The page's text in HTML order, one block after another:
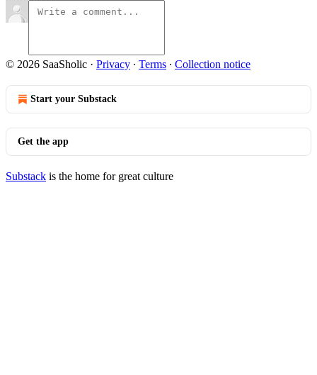
© 2026 SaaSholic · Privacy ∙ Terms ∙ Collection notice
Start your Substack
Get the app
Substack is the home for great culture